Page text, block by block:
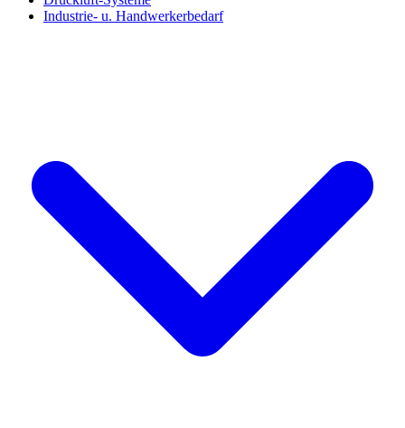
Industrie- u. Handwerkerbedarf